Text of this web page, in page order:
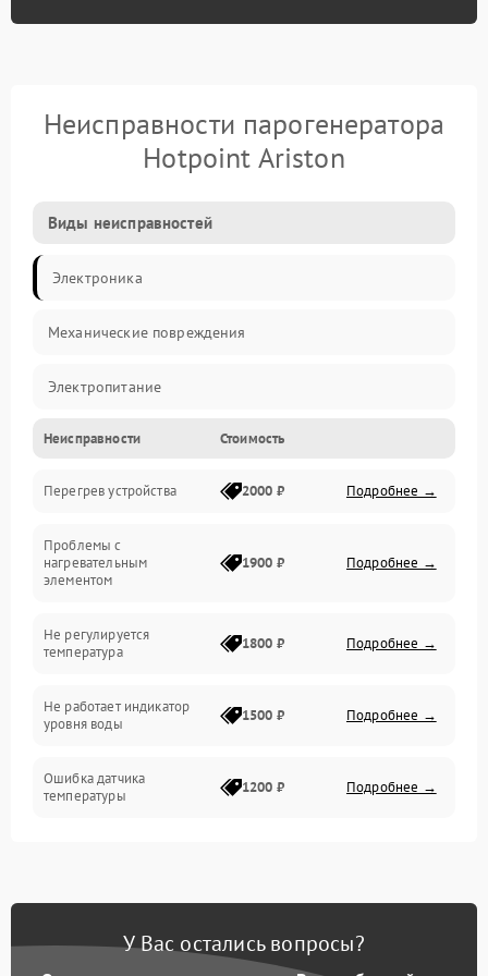
Неисправности парогенератора
Hotpoint Ariston
Виды неисправностей
Электроника
Механические повреждения
Электропитание
Парообразование
Герметичность
Механика
Неисправности Стоимость
Перегрев устройства 2000 ₽ Подробнее →
Проблемы с
нагревательным
элементом
1900 ₽ Подробнее →
Не регулируется
температура
1800 ₽ Подробнее →
Не работает индикатор
уровня воды
1500 ₽ Подробнее →
Ошибка датчика
температуры
1200 ₽ Подробнее →
Ошибка платы управления 1500 ₽ Подробнее →
1200 ₽
У Вас остались вопросы?